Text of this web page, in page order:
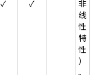
✓ ✓
非
线
性
特
性
）
。